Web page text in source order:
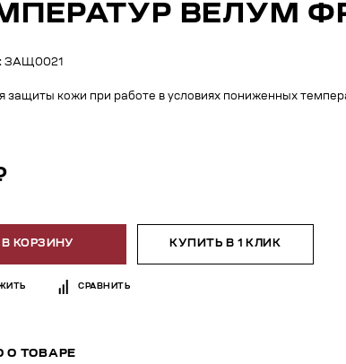
ВЕЛУМ
ЗАЩ0021
защиты кожи при работе в условиях пониженных
В КОРЗИНУ КУПИТЬ В 1 КЛИК
СРАВНИТЬ
О ТОВАРЕ